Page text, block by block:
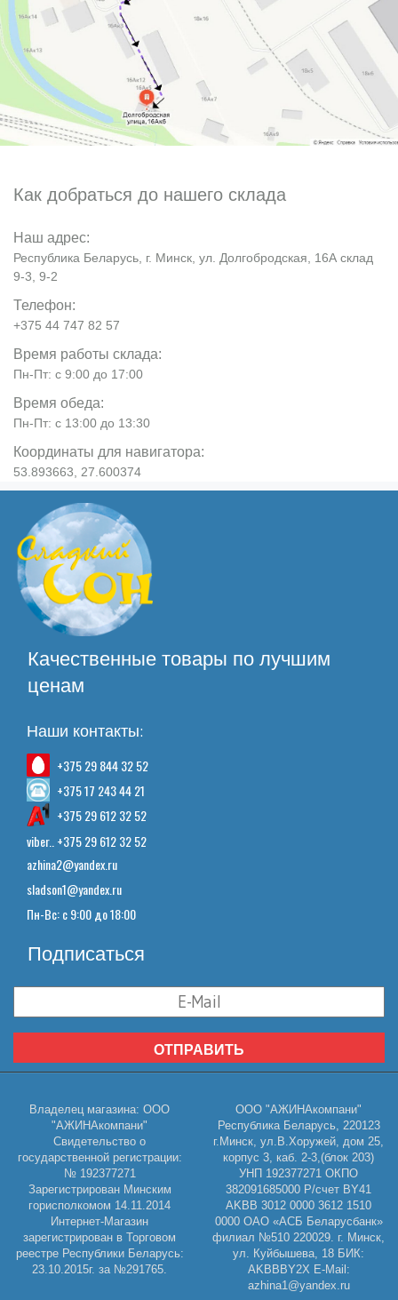
Как добраться до нашего склада
Наш адрес:
Республика Беларусь, г. Минск, ул. Долгобродская, 16А склад
9-3, 9-2
Телефон:
+375 44 747 82 57
Время работы склада:
Пн-Пт: с 9:00 до 17:00
Время обеда:
Пн-Пт: с 13:00 до 13:30
Координаты для навигатора:
53.893663, 27.600374
Качественные товары по лучшим
ценам
Наши контакты:
+375 29 844 32 52
+375 17 243 44 21
+375 29 612 32 52
viber.. +375 29 612 32 52
azhina2@yandex.ru
sladson1@yandex.ru
Пн-Вс: с 9:00 до 18:00
Подписаться
ОТПРАВИТЬ
Владелец магазина: ООО
"АЖИНАкомпани"
Свидетельство о
государственной регистрации:
№ 192377271
Зарегистрирован Минским
горисполкомом 14.11.2014
Интернет-Магазин
зарегистрирован в Торговом
реестре Республики Беларусь:
23.10.2015г. за №291765.
ООО "АЖИНАкомпани"
Республика Беларусь, 220123
г.Минск, ул.В.Хоружей, дом 25,
корпус 3, каб. 2-3,(блок 203)
УНП 192377271 ОКПО
382091685000 Р/счет BY41
AKBB 3012 0000 3612 1510
0000 ОАО «АСБ Беларусбанк»
филиал №510 220029. г. Минск,
ул. Куйбышева, 18 БИК:
AKBBBY2X E-Mail:
azhina1@yandex.ru